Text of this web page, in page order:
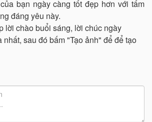
bạn ngày càng tốt đẹp hơn với tấm
đáng yêu này.
lời chào buổi sáng, lời chúc ngày
nhất, sau đó bấm "Tạo ảnh" để để tạo